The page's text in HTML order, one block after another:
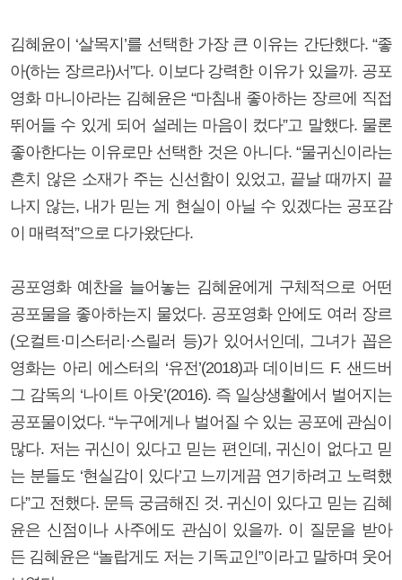
김혜윤이 ‘살목지’를 선택한 가장 큰 이유는 간단했다. “좋
아(하는 장르라)서”다. 이보다 강력한 이유가 있을까. 공포
영화 마니아라는 김혜윤은 “마침내 좋아하는 장르에 직접
뛰어들 수 있게 되어 설레는 마음이 컸다”고 말했다. 물론
좋아한다는 이유로만 선택한 것은 아니다. “물귀신이라는
흔치 않은 소재가 주는 신선함이 있었고, 끝날 때까지 끝
나지 않는, 내가 믿는 게 현실이 아닐 수 있겠다는 공포감
이 매력적”으로 다가왔단다.
공포영화 예찬을 늘어놓는 김혜윤에게 구체적으로 어떤
공포물을 좋아하는지 물었다. 공포영화 안에도 여러 장르
(오컬트·미스터리·스릴러 등)가 있어서인데, 그녀가 꼽은
영화는 아리 에스터의 ‘유전’(2018)과 데이비드 F. 샌드버
그 감독의 ‘나이트 아웃’(2016). 즉 일상생활에서 벌어지는
공포물이었다. “누구에게나 벌어질 수 있는 공포에 관심이
많다. 저는 귀신이 있다고 믿는 편인데, 귀신이 없다고 믿
는 분들도 ‘현실감이 있다’고 느끼게끔 연기하려고 노력했
다”고 전했다. 문득 궁금해진 것. 귀신이 있다고 믿는 김혜
윤은 신점이나 사주에도 관심이 있을까. 이 질문을 받아
든 김혜윤은 “놀랍게도 저는 기독교인”이라고 말하며 웃어